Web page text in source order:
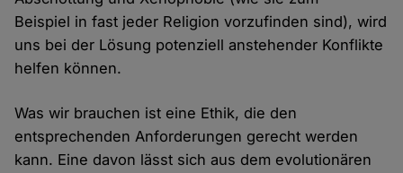
Beispiel in fast jeder Religion vorzufinden sind), wird
uns bei der Lösung potenziell anstehender Konflikte
helfen können.
Was wir brauchen ist eine Ethik, die den
entsprechenden Anforderungen gerecht werden
kann. Eine davon lässt sich aus dem evolutionären